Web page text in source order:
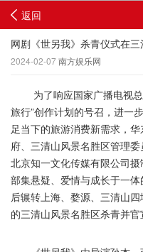
返回
网剧《世另我》杀青仪式在
2024-02-07南方娱乐网
为了响应国家广播电视总
旅行”创作计划的号召，进一
足当下的旅游消费新需求，
府、三清山风景名胜区管理委
北京知一文化传媒有限公司
部集悬疑、爱情与成长于一
后辗转上海、婺源、三清山
的三清山风景名胜区杀青并官